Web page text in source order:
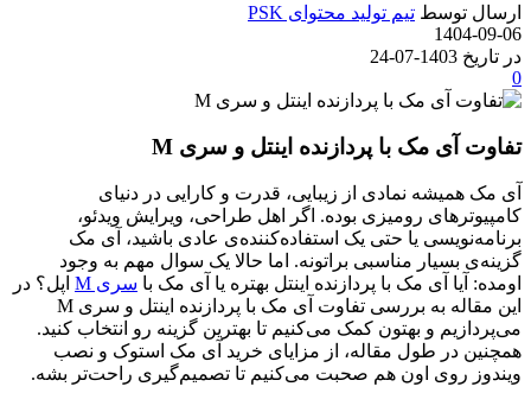
ارسال توسط تیم تولید محتوای PSK
1404-09-06
در تاریخ 1403-07-24
0
تفاوت آی مک با پردازنده اینتل و سری M
آی مک همیشه نمادی از زیبایی، قدرت و کارایی در دنیای
کامپیوترهای رومیزی بوده. اگر اهل طراحی، ویرایش ویدئو،
برنامه‌نویسی یا حتی یک استفاده‌کننده‌ی عادی باشید، آی مک
گزینه‌ی بسیار مناسبی براتونه. اما حالا یک سوال مهم به وجود
اومده: آیا آی مک با پردازنده اینتل بهتره یا آی مک با سری M
اپل؟ در
این مقاله به بررسی تفاوت آی مک با پردازنده اینتل و سری M
می‌پردازیم و بهتون کمک می‌کنیم تا بهترین گزینه رو انتخاب کنید.
همچنین در طول مقاله، از مزایای خرید آی مک استوک و نصب
ویندوز روی اون هم صحبت می‌کنیم تا تصمیم‌گیری راحت‌تر بشه.